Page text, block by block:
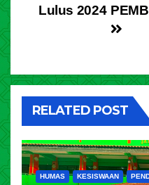
Lulus 2024
RELATED POST
HUMAS KESISWAAN